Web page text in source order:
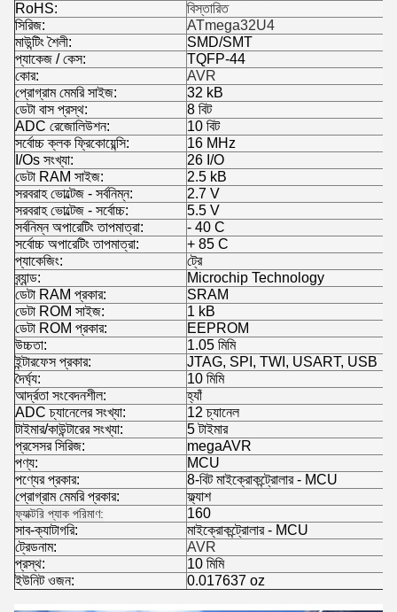
RoHS:
বিস্তারিত
সিরিজ:
ATmega32U4
মাউন্টিং শৈলী:
SMD/SMT
প্যাকেজ / কেস:
TQFP-44
কোর:
AVR
প্রোগ্রাম মেমরি সাইজ:
32 kB
ডেটা বাস প্রস্থ:
8 বিট
ADC রেজোলিউশন:
10 বিট
সর্বোচ্চ ক্লক ফ্রিকোয়েন্সি:
16 MHz
I/Os সংখ্যা:
26 I/O
ডেটা RAM সাইজ:
2.5 kB
সরবরাহ ভোল্টেজ - সর্বনিম্ন:
2.7 V
সরবরাহ ভোল্টেজ - সর্বোচ্চ:
5.5 V
সর্বনিম্ন অপারেটিং তাপমাত্রা:
- 40 C
সর্বোচ্চ অপারেটিং তাপমাত্রা:
+ 85 C
প্যাকেজিং:
ট্রে
ব্র্যান্ড:
Microchip Technology
ডেটা RAM প্রকার:
SRAM
ডেটা ROM সাইজ:
1 kB
ডেটা ROM প্রকার:
EEPROM
উচ্চতা:
1.05 মিমি
ইন্টারফেস প্রকার:
JTAG, SPI, TWI, USART, USB
দৈর্ঘ্য:
10 মিমি
আর্দ্রতা সংবেদনশীল:
হ্যাঁ
ADC চ্যানেলের সংখ্যা:
12 চ্যানেল
টাইমার/কাউন্টারের সংখ্যা:
5 টাইমার
প্রসেসর সিরিজ:
megaAVR
পণ্য:
MCU
পণ্যের প্রকার:
8-বিট মাইক্রোকন্ট্রোলার - MCU
প্রোগ্রাম মেমরি প্রকার:
ফ্ল্যাশ
ফ্যাক্টরি প্যাক পরিমাণ:
160
সাব-ক্যাটাগরি:
মাইক্রোকন্ট্রোলার - MCU
ট্রেডনাম:
AVR
প্রস্থ:
10 মিমি
ইউনিট ওজন:
0.017637 oz